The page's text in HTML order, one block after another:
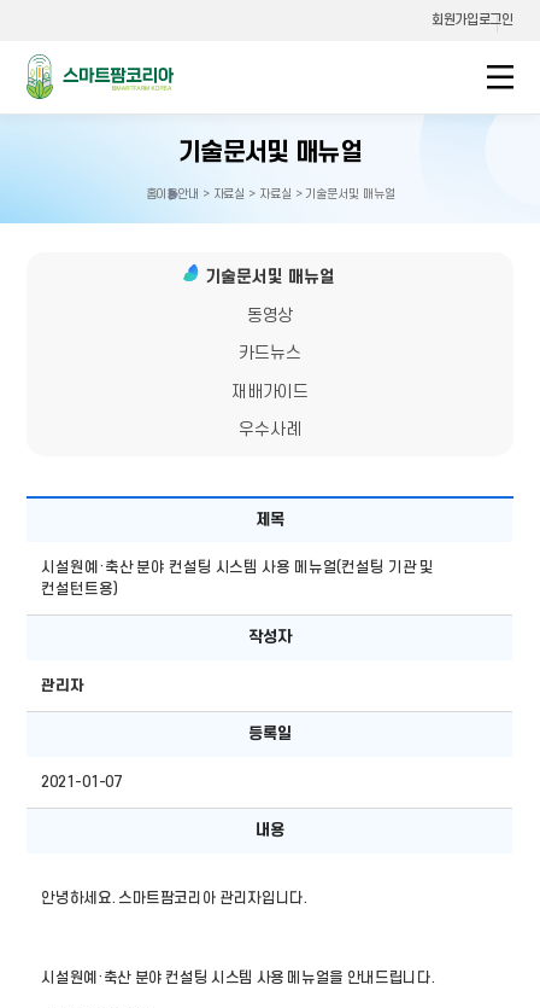
회원가입로그인
스마트팜코리아
기술문서및 매뉴얼
홈으로
홈이용안내 > 자료실 > 자료실 > 기술문서및 매뉴얼
기술문서및 매뉴얼
동영상
카드뉴스
재배가이드
우수사례
제목
시설원예·축산 분야 컨설팅 시스템 사용 메뉴얼(컨설팅 기관 및
컨설턴트용)
작성자
관리자
등록일
2021-01-07
내용
안녕하세요. 스마트팜코리아 관리자입니다.
시설원예·축산 분야 컨설팅 시스템 사용 메뉴얼을 안내드립니다.